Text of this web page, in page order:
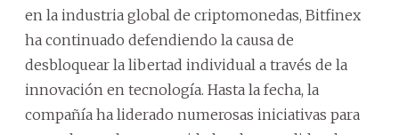
en la industria global de criptomonedas, Bitfinex
ha continuado defendiendo la causa de
desbloquear la libertad individual a través de la
innovación en tecnología. Hasta la fecha, la
compañía ha liderado numerosas iniciativas para